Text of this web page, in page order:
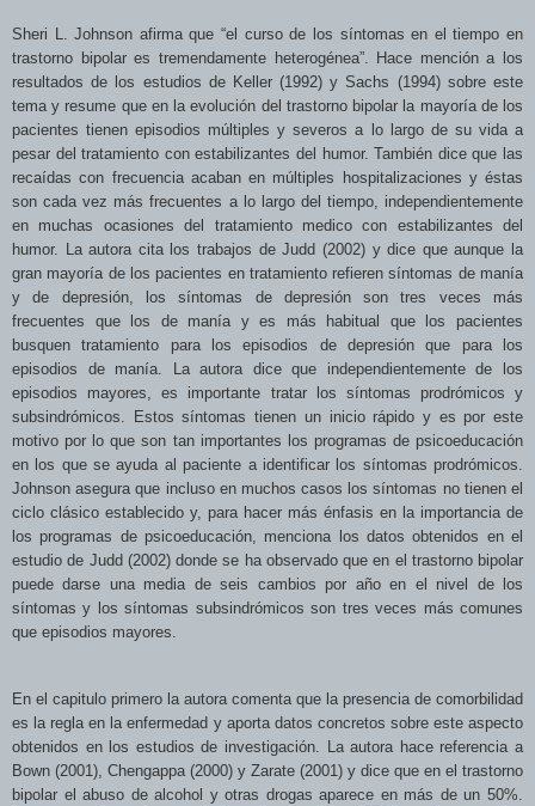
Sheri L. Johnson afirma que “el curso de los síntomas en el tiempo en
trastorno bipolar es tremendamente heterogénea”. Hace mención a los
resultados de los estudios de Keller (1992) y Sachs (1994) sobre este
tema y resume que en la evolución del trastorno bipolar la mayoría de los
pacientes tienen episodios múltiples y severos a lo largo de su vida a
pesar del tratamiento con estabilizantes del humor. También dice que las
recaídas con frecuencia acaban en múltiples hospitalizaciones y éstas
son cada vez más frecuentes a lo largo del tiempo, independientemente
en muchas ocasiones del tratamiento medico con estabilizantes del
humor. La autora cita los trabajos de Judd (2002) y dice que aunque la
gran mayoría de los pacientes en tratamiento refieren síntomas de manía
y de depresión, los síntomas de depresión son tres veces más
frecuentes que los de manía y es más habitual que los pacientes
busquen tratamiento para los episodios de depresión que para los
episodios de manía. La autora dice que independientemente de los
episodios mayores, es importante tratar los síntomas prodrómicos y
subsindrómicos. Estos síntomas tienen un inicio rápido y es por este
motivo por lo que son tan importantes los programas de psicoeducación
en los que se ayuda al paciente a identificar los síntomas prodrómicos.
Johnson asegura que incluso en muchos casos los síntomas no tienen el
ciclo clásico establecido y, para hacer más énfasis en la importancia de
los programas de psicoeducación, menciona los datos obtenidos en el
estudio de Judd (2002) donde se ha observado que en el trastorno bipolar
puede darse una media de seis cambios por año en el nivel de los
síntomas y los síntomas subsindrómicos son tres veces más comunes
que episodios mayores.
En el capitulo primero la autora comenta que la presencia de comorbilidad
es la regla en la enfermedad y aporta datos concretos sobre este aspecto
obtenidos en los estudios de investigación. La autora hace referencia a
Bown (2001), Chengappa (2000) y Zarate (2001) y dice que en el trastorno
bipolar el abuso de alcohol y otras drogas aparece en más de un 50%.